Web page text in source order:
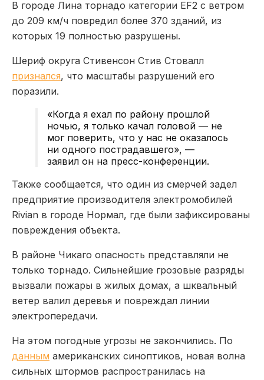
В городе Лина торнадо категории EF2 с ветром
до 209 км/ч повредил более 370 зданий, из
которых 19 полностью разрушены.
Шериф округа Стивенсон Стив Стовалл
признался, что масштабы разрушений его
поразили.
«Когда я ехал по району прошлой
ночью, я только качал головой — не
мог поверить, что у нас не оказалось
ни одного пострадавшего», —
заявил он на пресс-конференции.
Также сообщается, что один из смерчей задел
предприятие производителя электромобилей
Rivian в городе Нормал, где были зафиксированы
повреждения объекта.
В районе Чикаго опасность представляли не
только торнадо. Сильнейшие грозовые разряды
вызвали пожары в жилых домах, а шквальный
ветер валил деревья и повреждал линии
электропередачи.
На этом погодные угрозы не закончились. По
данным американских синоптиков, новая волна
сильных штормов распространилась на